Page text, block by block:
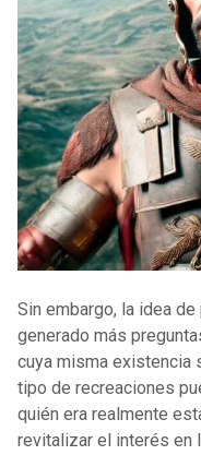
Sin embargo, la idea de
generado más
cuya misma existencia
tipo de recreaciones
quién era realmente
revitalizar el interés en